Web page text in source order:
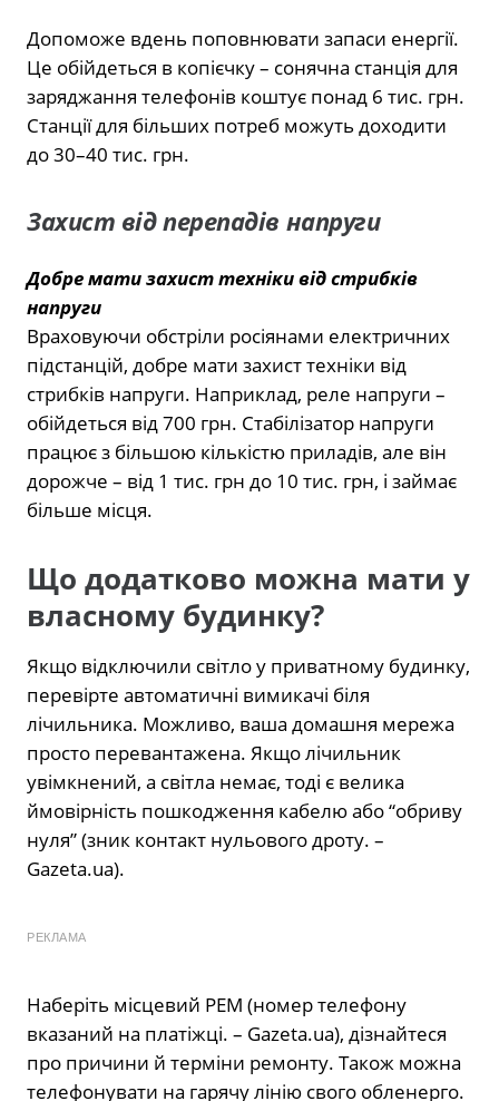
Допоможе вдень поповнювати запаси енергії.
Це обійдеться в копієчку – сонячна станція для
заряджання телефонів коштує понад 6 тис. грн.
Станції для більших потреб можуть доходити
до 30–40 тис. грн.
Захист від перепадів напруги
Добре мати захист техніки від стрибків
напруги
Враховуючи обстріли росіянами електричних
підстанцій, добре мати захист техніки від
стрибків напруги. Наприклад, реле напруги –
обійдеться від 700 грн. Стабілізатор напруги
працює з більшою кількістю приладів, але він
дорожче – від 1 тис. грн до 10 тис. грн, і займає
більше місця.
Що додатково можна мати у
власному будинку?
Якщо відключили світло у приватному будинку,
перевірте автоматичні вимикачі біля
лічильника. Можливо, ваша домашня мережа
просто перевантажена. Якщо лічильник
увімкнений, а світла немає, тоді є велика
ймовірність пошкодження кабелю або “обриву
нуля” (зник контакт нульового дроту. –
Gazeta.ua).
РЕКЛАМА
Наберіть місцевий РЕМ (номер телефону
вказаний на платіжці. – Gazeta.ua), дізнайтеся
про причини й терміни ремонту. Також можна
телефонувати на гарячу лінію свого обленерго.